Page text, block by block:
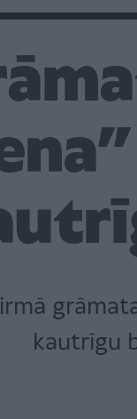
kautrīgu